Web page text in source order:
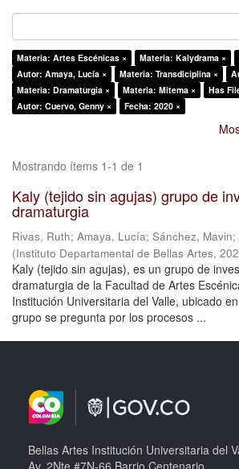
Materia: Artes Escénicas × Materia: Kalydrama ×
Autor: Amaya, Lucía ×
Materia: Transdiciplina ×
Materia: Dramaturgia ×
Materia: Mitema ×
Has
Autor: Cuervo, Genny ×
Fecha: 2020 ×
Mostrando ítems 1-1 de 1
Kaly (tejido sin agujas) grupo de
dramaturgia
Rivas, Ruth; Amaya, Lucía; Sánchez, Mavin;
(Instituto Departamental de Bellas Artes,
Kaly (tejido sin agujas), es un grupo de
dramaturgia de la Facultad de Artes
Institución Universitaria del Valle, ubicado
grupo se pregunta por los procesos ...
Bellas Artes Institución Universitaria del
Av. 2Nte #7N-66 Barrio Centenario